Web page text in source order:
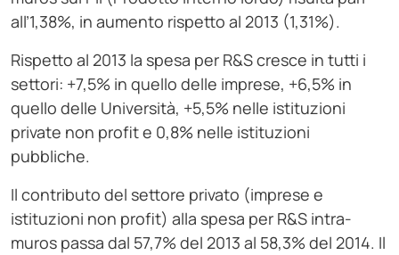
all’1,38%, in aumento rispetto al 2013 (1,31%).
Rispetto al 2013 la spesa per R&S cresce in tutti i
settori: +7,5% in quello delle imprese, +6,5% in
quello delle Università, +5,5% nelle istituzioni
private non profit e 0,8% nelle istituzioni
pubbliche.
Il contributo del settore privato (imprese e
istituzioni non profit) alla spesa per R&S intra-
muros passa dal 57,7% del 2013 al 58,3% del 2014. Il